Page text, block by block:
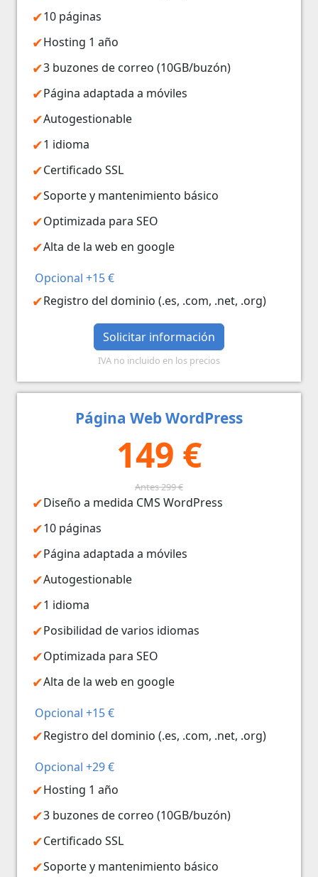
10 páginas
Hosting 1 año
3 buzones de correo (10GB/buzón)
Página adaptada a móviles
Autogestionable
1 idioma
Certificado SSL
Soporte y mantenimiento básico
Optimizada para SEO
Alta de la web en google
Opcional +15 €
Registro del dominio (.es, .com, .net, .org)
Solicitar información
IVA no incluido en los precios
Página Web WordPress
149 €
Antes 299 €
Diseño a medida CMS WordPress
10 páginas
Página adaptada a móviles
Autogestionable
1 idioma
Posibilidad de varios idiomas
Optimizada para SEO
Alta de la web en google
Opcional +15 €
Registro del dominio (.es, .com, .net, .org)
Opcional +29 €
Hosting 1 año
3 buzones de correo (10GB/buzón)
Certificado SSL
Soporte y mantenimiento básico